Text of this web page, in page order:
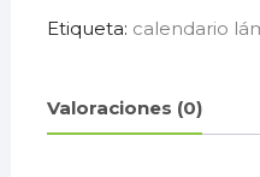
Etiqueta: calendario
Valoraciones (0)